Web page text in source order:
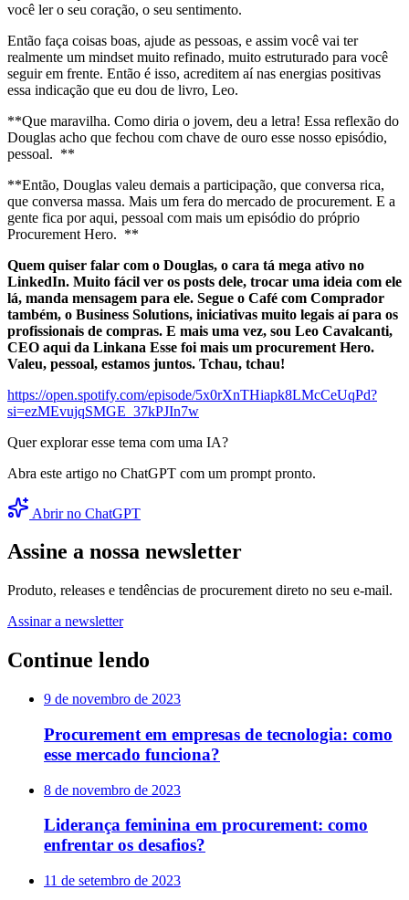
você ler o seu coração, o seu sentimento.
Então faça coisas boas, ajude as pessoas, e assim você vai ter
realmente um mindset muito refinado, muito estruturado para você
seguir em frente. Então é isso, acreditem aí nas energias positivas
essa indicação que eu dou de livro, Leo.
**Que maravilha. Como diria o jovem, deu a letra! Essa reflexão do
Douglas acho que fechou com chave de ouro esse nosso episódio,
pessoal. **
**Então, Douglas valeu demais a participação, que conversa rica,
que conversa massa. Mais um fera do mercado de procurement. E a
gente fica por aqui, pessoal com mais um episódio do próprio
Procurement Hero. **
Quem quiser falar com o Douglas, o cara tá mega ativo no
LinkedIn. Muito fácil ver os posts dele, trocar uma ideia com ele
lá, manda mensagem para ele. Segue o Café com Comprador
também, o Business Solutions, iniciativas muito legais aí para os
profissionais de compras. E mais uma vez, sou Leo Cavalcanti,
CEO aqui da Linkana Esse foi mais um procurement Hero.
Valeu, pessoal, estamos juntos. Tchau, tchau!
https://open.spotify.com/episode/5x0rXnTHiapk8LMcCeUqPd?
si=ezMEvujqSMGE_37kPJIn7w
Quer explorar esse tema com uma IA?
Abra este artigo no ChatGPT com um prompt pronto.
Abrir no ChatGPT
Assine a nossa newsletter
Produto, releases e tendências de procurement direto no seu e-mail.
Assinar a newsletter
Continue lendo
9 de novembro de 2023
Procurement em empresas de tecnologia: como
esse mercado funciona?
8 de novembro de 2023
Liderança feminina em procurement: como
enfrentar os desafios?
11 de setembro de 2023